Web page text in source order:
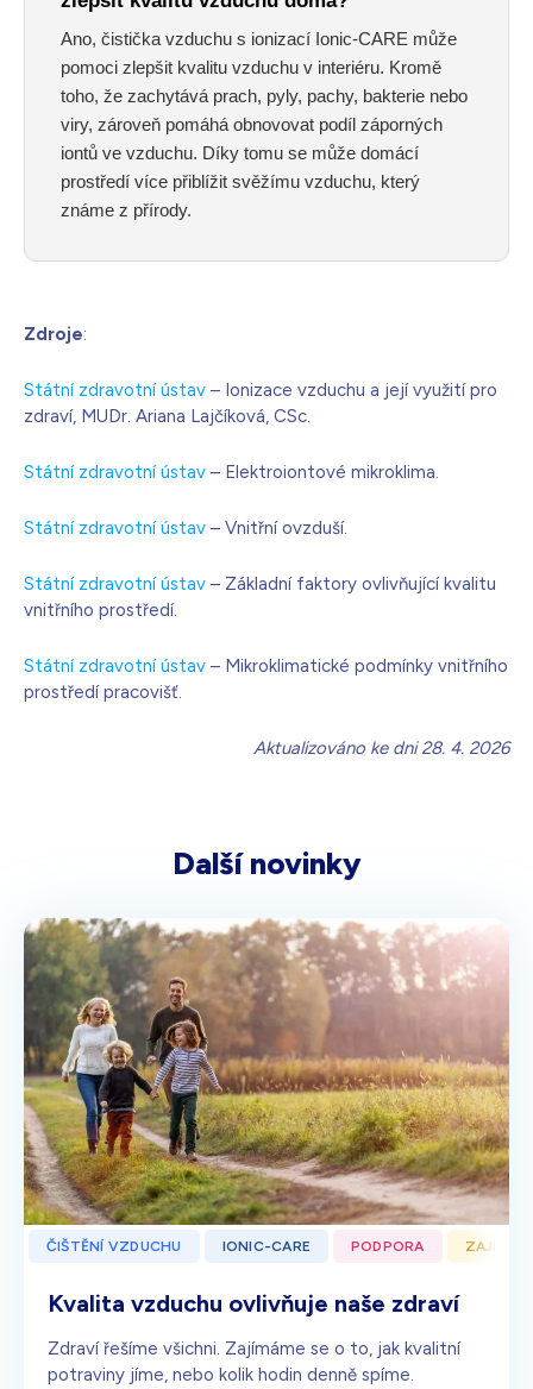
Ano, čistička vzduchu s ionizací Ionic-CARE může
pomoci zlepšit kvalitu vzduchu v interiéru. Kromě
toho, že zachytává prach, pyly, pachy, bakterie nebo
viry, zároveň pomáhá obnovovat podíl záporných
iontů ve vzduchu. Díky tomu se může domácí
prostředí více přiblížit svěžímu vzduchu, který
známe z přírody.
Zdroje:
Státní zdravotní ústav – Ionizace vzduchu a její využití pro
zdraví, MUDr. Ariana Lajčíková, CSc.
Státní zdravotní ústav – Elektroiontové mikroklima.
Státní zdravotní ústav – Vnitřní ovzduší.
Státní zdravotní ústav – Základní faktory ovlivňující kvalitu
vnitřního prostředí.
Státní zdravotní ústav – Mikroklimatické podmínky vnitřního
prostředí pracovišť.
Aktualizováno ke dni 28. 4. 2026
Další novinky
ČIŠTĚNÍ VZDUCHU IONIC-CARE PODPORA
Kvalita vzduchu ovlivňuje naše zdraví
Zdraví řešíme všichni. Zajímáme se o to, jak kvalitní
potraviny jíme, nebo kolik hodin denně spíme.